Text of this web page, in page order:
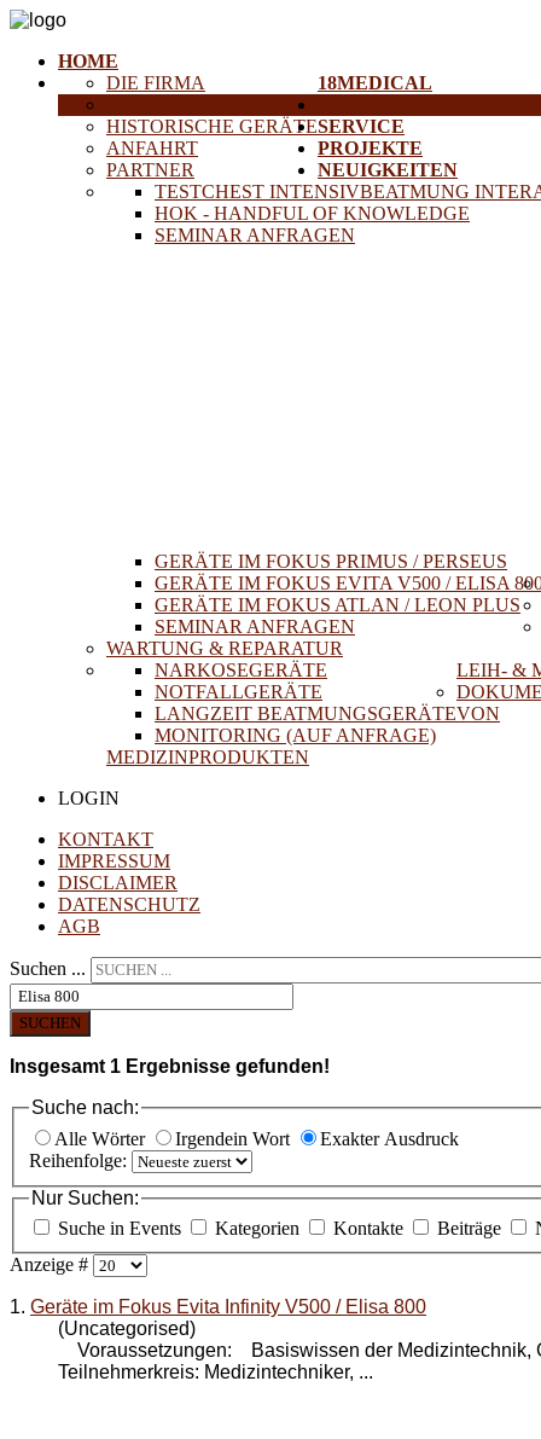
HOME
18MEDICAL
DIE FIRMA
HISTORISCHE GERÄTE
ANFAHRT
PARTNER
TESTCHEST INTENSIVBEATMUNG
HOK - HANDFUL OF KNOWLEDGE
SEMINAR ANFRAGEN
GERÄTE IM FOKUS PRIMUS / PERSEUS
GERÄTE IM FOKUS EVITA V500 / ELISA
GERÄTE IM FOKUS ATLAN / LEON PLUS
SEMINAR ANFRAGEN
SERVICE
WARTUNG & REPARATUR
LEIH- &
NARKOSEGERÄTE
NOTFALLGERÄTE
LANGZEIT BEATMUNGSGERÄTE
MONITORING (AUF ANFRAGE)
VON
MEDIZINPRODUKTEN
PROJEKTE
NEUIGKEITEN
LOGIN
KONTAKT
IMPRESSUM
DISCLAIMER
DATENSCHUTZ
AGB
Suchen ...
SUCHEN
Insgesamt 1 Ergebnisse gefunden!
Suche nach:
Alle Wörter
Irgendein Wort
Exakter Ausdruck
Reihenfolge:
Nur Suchen:
Suche in Events
Kategorien Kontakte Beiträge
Anzeige #
1. Geräte im Fokus Evita Infinity V500 / Elisa 800
(Uncategorised)
Voraussetzungen: Basiswissen der Medizintechnik,
Teilnehmerkreis: Medizintechniker, ...